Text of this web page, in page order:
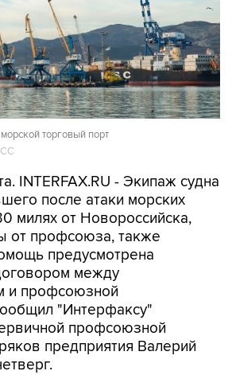
торговый порт
INTERFAX.RU - Экипаж судна
после атаки морских
милях от Новороссийска,
от профсоюза, также
предусмотрена
между
и профсоюзной
"Интерфаксу"
профсоюзной
предприятия Валерий